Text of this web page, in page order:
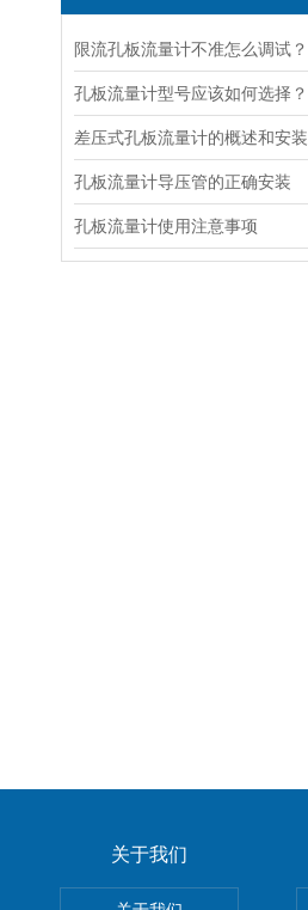
限流孔板流量计不准怎么调试？
孔板流量计型号应该如何选择？
差压式孔板流量计的概述和安装
孔板流量计导压管的正确安装
孔板流量计使用注意事项
关于我们